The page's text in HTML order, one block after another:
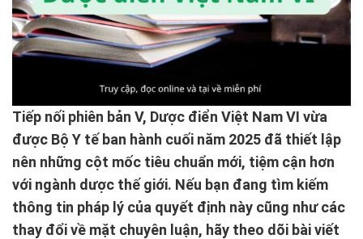
Tiếp nối phiên bản V, Dược điển Việt Nam VI vừa
được Bộ Y tế ban hành cuối năm 2025 đã thiết lập
nên những cột mốc tiêu chuẩn mới, tiệm cận hơn
với ngành dược thế giới. Nếu bạn đang tìm kiếm
thông tin pháp lý của quyết định này cũng như các
thay đổi về mặt chuyên luận, hãy theo dõi bài viết